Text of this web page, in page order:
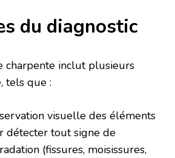
du diagnostic
charpente inclut plusieurs
tels que :
visuelle des éléments
détecter tout signe de
(fissures, moisissures,